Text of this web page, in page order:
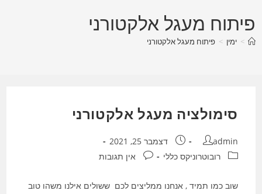
פיתוח מעגל אלקטורני
> ימין > פיתוח מעגל אלקטורני
סימולציה מעגל אלקטורני
מחבר:
admin פורסם:דצמבר 25, 2021
קטגוריה:רובוטרוניקס כללי תגובות:אין תגובות
שוב כמו תמיד , אנחנו ממליצים לכם ששולים אילנו משהו טוב